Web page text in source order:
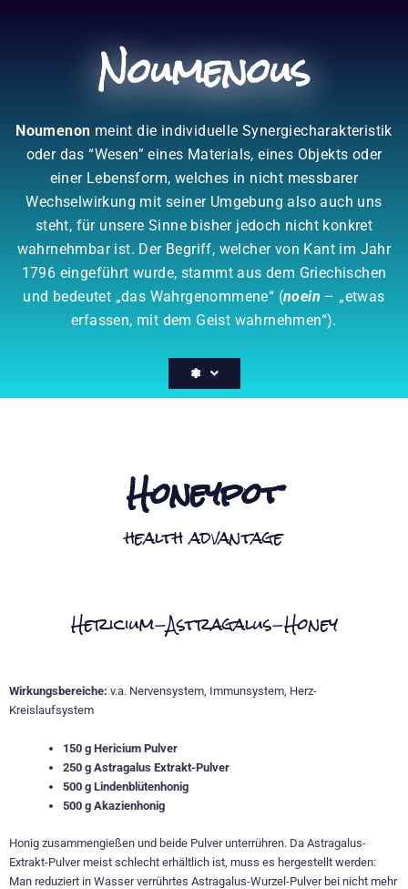
Noumenous
Noumenon meint die individuelle Synergiecharakteristik
oder das “Wesen” eines Materials, eines Objekts oder
einer Lebensform, welches in nicht messbarer
Wechselwirkung mit seiner Umgebung also auch uns
steht, für unsere Sinne bisher jedoch nicht konkret
wahrnehmbar ist. Der Begriff, welcher von Kant im Jahr
1796 eingeführt wurde, stammt aus dem Griechischen
und bedeutet „das Wahrgenommene“ (noein – „etwas
erfassen, mit dem Geist wahrnehmen“).
❃
Honeypot
health advantage
Hericium-Astragalus-Honey
Wirkungsbereiche: v.a. Nervensystem, Immunsystem, Herz-
Kreislaufsystem
150 g Hericium Pulver
250 g Astragalus Extrakt-Pulver
500 g Lindenblütenhonig
500 g Akazienhonig
Honig zusammengießen und beide Pulver unterrühren. Da Astragalus-
Extrakt-Pulver meist schlecht erhältlich ist, muss es hergestellt werden:
Man reduziert in Wasser verrührtes Astragalus-Wurzel-Pulver bei nicht mehr